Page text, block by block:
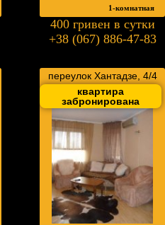
1-комнатная
400 гривен в сутки
+38 (067) 886-47-83
переулок Хантадзе, 4/4
квартира
забронирована